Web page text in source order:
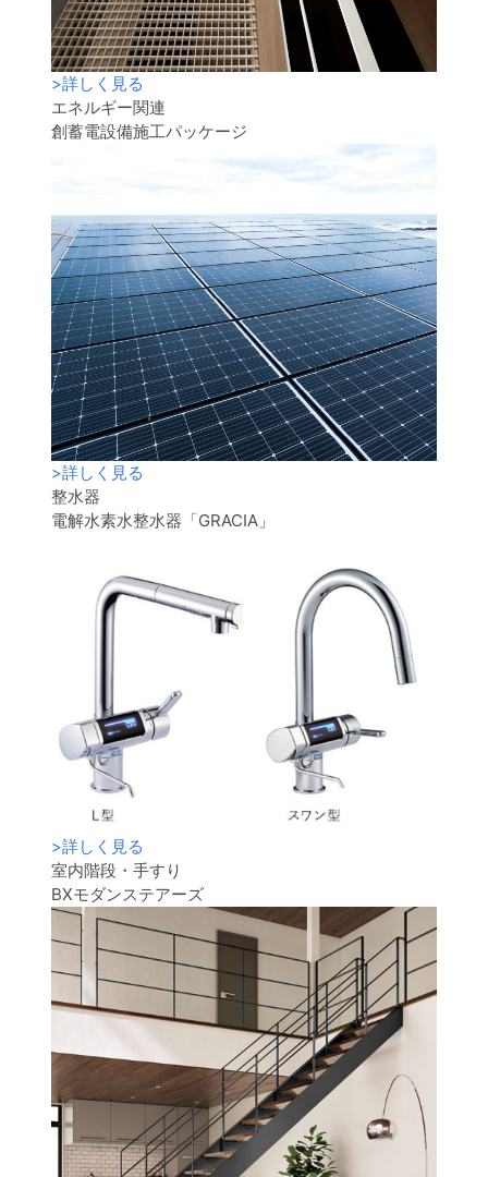
>詳しく見る
エネルギー関連
創蓄電設備施工パッケージ
>詳しく見る
整水器
電解水素水整水器「GRACIA」
>詳しく見る
室内階段・手すり
BXモダンステアーズ